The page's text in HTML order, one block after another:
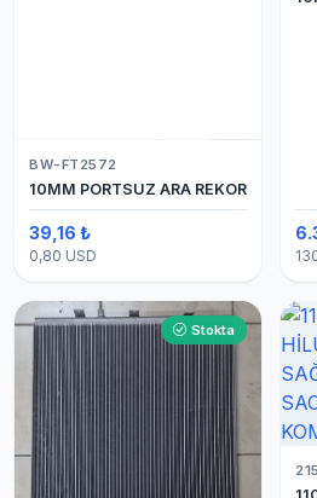
BW-FT2572
10MM PORTSUZ ARA REKOR
39,16 ₺
0,80 USD
Stokta